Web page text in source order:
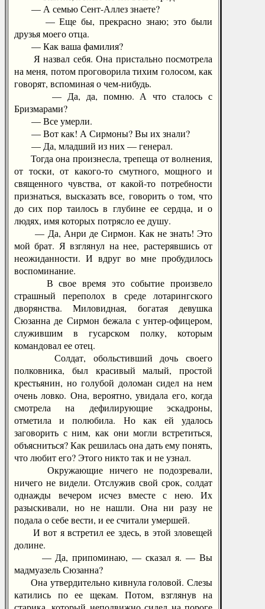
— А семью Сент-Аллез знаете?
— Еще бы, прекрасно знаю; это были
друзья моего отца.
— Как ваша фамилия?
Я назвал себя. Она пристально посмотрела
на меня, потом проговорила тихим голосом, как
говорят, вспоминая о чем-нибудь.
— Да, да, помню. А что сталось с
Бризмарами?
— Все умерли.
— Вот как! А Сирмоны? Вы их знали?
— Да, младший из них — генерал.
Тогда она произнесла, трепеща от волнения,
от тоски, от какого-то смутного, мощного и
священного чувства, от какой-то потребности
признаться, высказать все, говорить о том, что
до сих пор таилось в глубине ее сердца, и о
людях, имя которых потрясло ее душу.
— Да, Анри де Сирмон. Как не знать! Это
мой брат. Я взглянул на нее, растерявшись от
неожиданности. И вдруг во мне пробудилось
воспоминание.
В свое время это событие произвело
страшный переполох в среде лотарингского
дворянства. Миловидная, богатая девушка
Сюзанна де Сирмон бежала с унтер-офицером,
служившим в гусарском полку, которым
командовал ее отец.
Солдат, обольстивший дочь своего
полковника, был красивый малый, простой
крестьянин, но голубой доломан сидел на нем
очень ловко. Она, вероятно, увидала его, когда
смотрела на дефилирующие эскадроны,
отметила и полюбила. Но как ей удалось
заговорить с ним, как они могли встретиться,
объясниться? Как решилась она дать ему понять,
что любит его? Этого никто так и не узнал.
Окружающие ничего не подозревали,
ничего не видели. Отслужив свой срок, солдат
однажды вечером исчез вместе с нею. Их
разыскивали, но не нашли. Она ни разу не
подала о себе вести, и ее считали умершей.
И вот я встретил ее здесь, в этой зловещей
долине.
— Да, припоминаю, — сказал я. — Вы
мадмуазель Сюзанна?
Она утвердительно кивнула головой. Слезы
катились по ее щекам. Потом, взглянув на